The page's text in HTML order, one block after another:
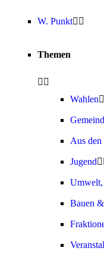
W. Punkt
Themen
Wahlen
Aus den
Jugend
Bauen